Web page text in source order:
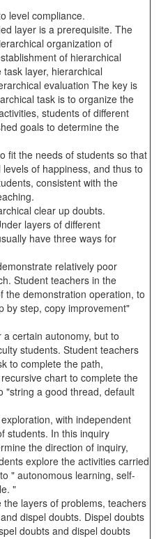
compliance.
layer is a prerequisite. The
organization of
of hierarchical
layer, hierarchical
evaluation The key is
task is to organize the
students of different
goals to determine the
the needs of students so that
of happiness, and thus to
consistent with the
clear up doubts.
layers of different
have three ways for
relatively poor
Student teachers in the
the demonstration operation, to
by step, copy improvement"
certain autonomy, but to
students. Student teachers
to complete the path,
chart to complete the
"string a good thread, default
with independent
students. In this inquiry
the direction of inquiry,
explore the activities carried
" autonomous learning, self-
"
layers of problems, teachers
dispel doubts. Dispel doubts
doubts and dispel doubts